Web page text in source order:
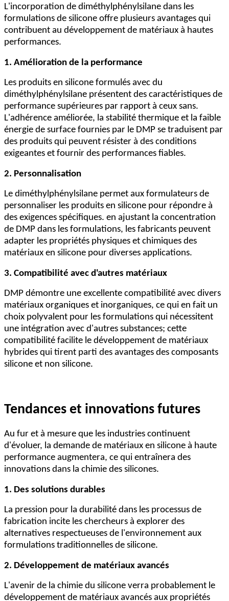
L'incorporation de diméthylphénylsilane dans les
formulations de silicone offre plusieurs avantages qui
contribuent au développement de matériaux à hautes
performances.
1. Amélioration de la performance
Les produits en silicone formulés avec du
diméthylphénylsilane présentent des caractéristiques de
performance supérieures par rapport à ceux sans.
L'adhérence améliorée, la stabilité thermique et la faible
énergie de surface fournies par le DMP se traduisent par
des produits qui peuvent résister à des conditions
exigeantes et fournir des performances fiables.
2. Personnalisation
Le diméthylphénylsilane permet aux formulateurs de
personnaliser les produits en silicone pour répondre à
des exigences spécifiques. en ajustant la concentration
de DMP dans les formulations, les fabricants peuvent
adapter les propriétés physiques et chimiques des
matériaux en silicone pour diverses applications.
3. Compatibilité avec d'autres matériaux
DMP démontre une excellente compatibilité avec divers
matériaux organiques et inorganiques, ce qui en fait un
choix polyvalent pour les formulations qui nécessitent
une intégration avec d'autres substances; cette
compatibilité facilite le développement de matériaux
hybrides qui tirent parti des avantages des composants
silicone et non silicone.
Tendances et innovations futures
Au fur et à mesure que les industries continuent
d'évoluer, la demande de matériaux en silicone à haute
performance augmentera, ce qui entraînera des
innovations dans la chimie des silicones.
1. Des solutions durables
La pression pour la durabilité dans les processus de
fabrication incite les chercheurs à explorer des
alternatives respectueuses de l'environnement aux
formulations traditionnelles de silicone.
2. Développement de matériaux avancés
L'avenir de la chimie du silicone verra probablement le
développement de matériaux avancés aux propriétés